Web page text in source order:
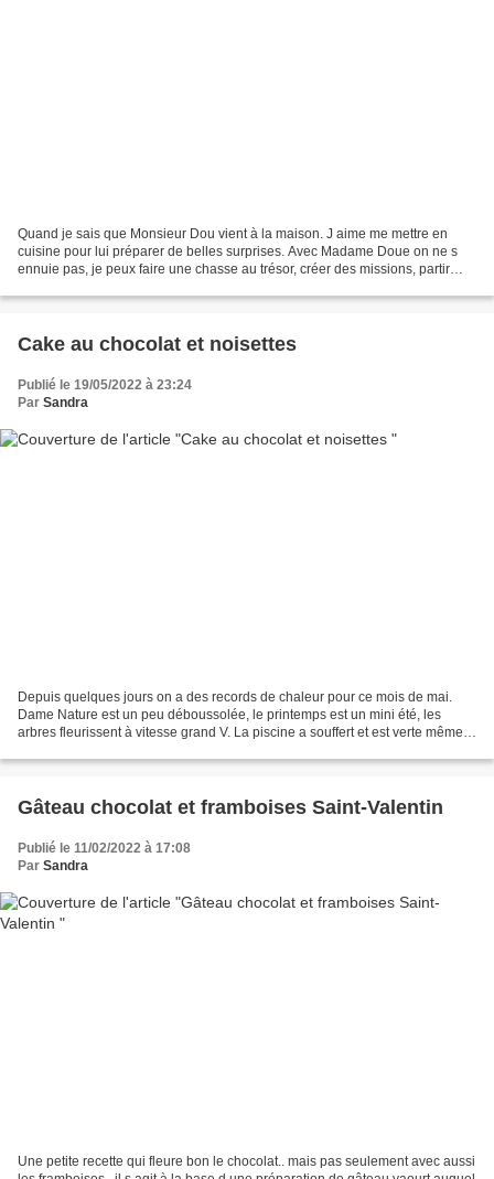
Quand je sais que Monsieur Dou vient à la maison. J aime me mettre en
cuisine pour lui préparer de belles surprises. Avec Madame Doue on ne s
ennuie pas, je peux faire une chasse au trésor, créer des missions, partir
Cake au chocolat et noisettes
Publié le 19/05/2022 à 23:24
Par Sandra
Depuis quelques jours on a des records de chaleur pour ce mois de mai.
Dame Nature est un peu déboussolée, le printemps est un mini été, les
arbres fleurissent à vitesse grand V. La piscine a souffert et est verte même
Gâteau chocolat et framboises Saint-Valentin
Publié le 11/02/2022 à 17:08
Par Sandra
Une petite recette qui fleure bon le chocolat.. mais pas seulement avec aussi